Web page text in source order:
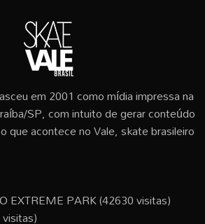
em 2001 como mídia impressa na
SP, com intuito de gerar conteúdo
que acontece no Vale, skate brasileiro
EXTREME PARK(42630 visitas)